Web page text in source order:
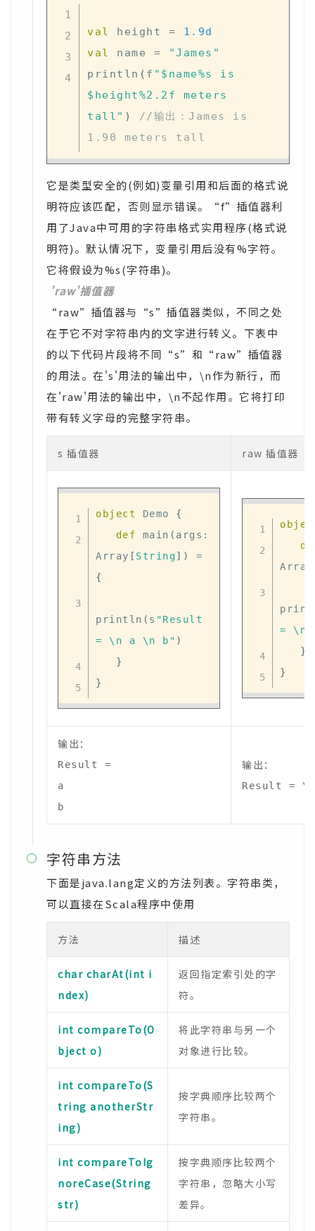
val height =
1.9d
val
name =
"James"
println ( f "$name%s is
$height%2.2f meters
tall" )
//输出：James is
1.90 meters tall
它是类型安全的(例如)变量引用和后面的格式说
明符应该匹配，否则显示错误。“f”插值器利
用了Java中可用的字符串格式实用程序(格式说
明符)。默认情况下，变量引用后没有%字符。
它将假设为%s(字符串)。
'raw'插值器
“raw”插值器与“s”插值器类似，不同之处
在于它不对字符串内的文字进行转义。下表中
的以下代码片段将不同“s”和“raw”插值器
的用法。在's'用法的输出中，\n作为新行，而
在'raw'用法的输出中，\n不起作用。它将打印
带有转义字母的完整字符串。
s 插值器 raw 插值器
object Demo {
def main ( args :
Array [ String] )
=
{
println ( s "Result
= \n a \n b" )
}
}
Array
= \n
}
}
输出：
Result =
a
b
输出：
Result =
 字符串方法
下面是java.lang定义的方法列表。字符串类，
可以直接在Scala程序中使用
方法 描述
char charAt(int i
ndex)
返回指定索引处的字
符。
int compareTo(O
bject o)
将此字符串与另一个
对象进行比较。
int compareTo(S
tring anotherStr
ing)
按字典顺序比较两个
字符串。
int compareToIg
noreCase(String
str)
按字典顺序比较两个
字符串，忽略大小写
差异。